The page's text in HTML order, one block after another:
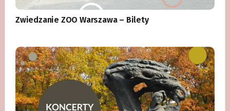
Zwiedzanie ZOO Warszawa – Bilety